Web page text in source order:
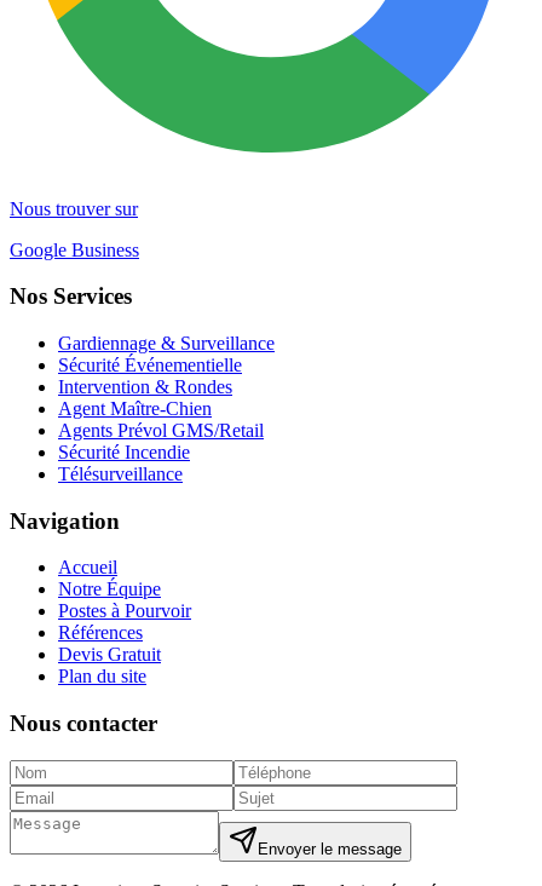
Nous trouver sur
Google Business
Nos Services
Gardiennage & Surveillance
Sécurité Événementielle
Intervention & Rondes
Agent Maître-Chien
Agents Prévol GMS/Retail
Sécurité Incendie
Télésurveillance
Navigation
Accueil
Notre Équipe
Postes à Pourvoir
Références
Devis Gratuit
Plan du site
Nous contacter
Envoyer le message